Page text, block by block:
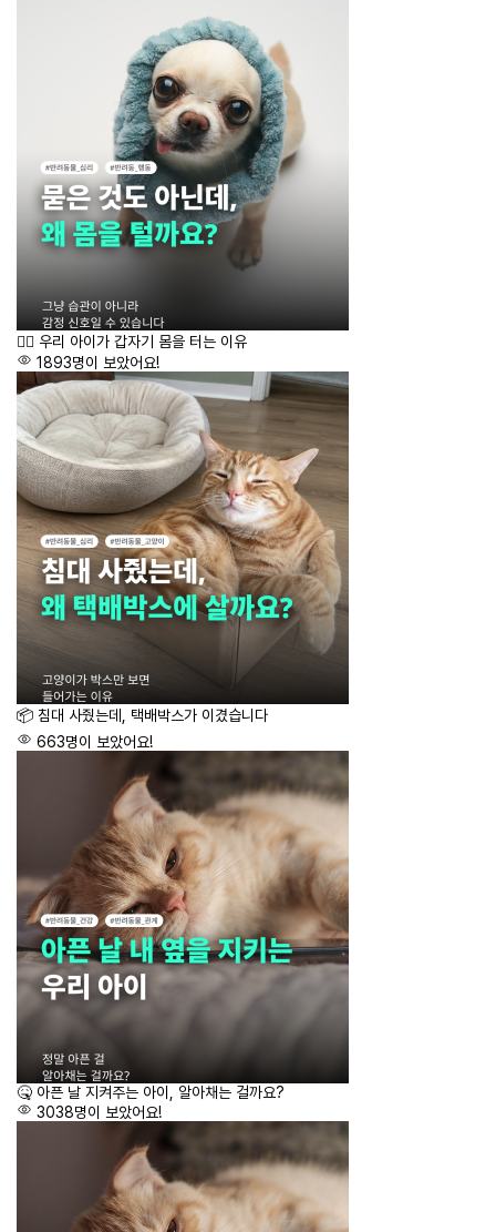
🙂‍↔️ 우리 아이가 갑자기 몸을 터는 이유
1893명이 보았어요!
📦 침대 사줬는데, 택배박스가 이겼습니다
663명이 보았어요!
🤒 아픈 날 지켜주는 아이, 알아채는 걸까요?
3038명이 보았어요!